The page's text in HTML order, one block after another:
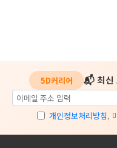
5D커리어 📬 최신
개인정보처리방침,